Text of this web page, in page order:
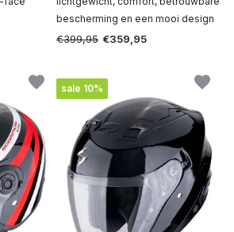
bescherming en een mooi design
€399,95 €359,95
sale 10%